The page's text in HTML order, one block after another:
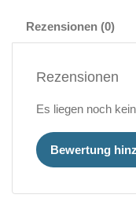
Rezensionen (0)
Rezensionen
Es liegen noch
Bewertung